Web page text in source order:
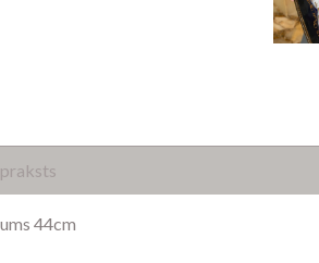
44cm